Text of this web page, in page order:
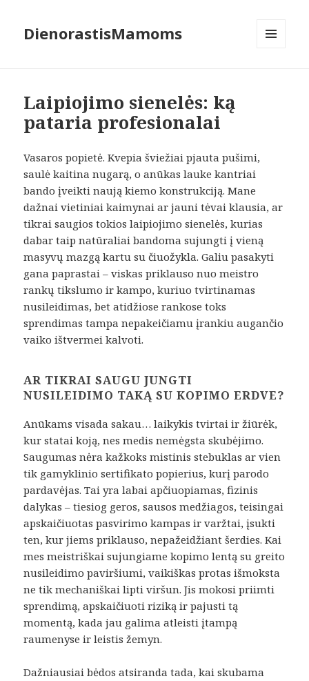
DienorastisMamoms
Laipiojimo sienelės: ką
pataria profesionalai
Vasaros popietė. Kvepia šviežiai pjauta pušimi,
saulė kaitina nugarą, o anūkas lauke kantriai
bando įveikti naują kiemo konstrukciją. Mane
dažnai vietiniai kaimynai ar jauni tėvai klausia, ar
tikrai saugios tokios laipiojimo sienelės, kurias
dabar taip natūraliai bandoma sujungti į vieną
masyvų mazgą kartu su čiuožykla. Galiu pasakyti
gana paprastai – viskas priklauso nuo meistro
rankų tikslumo ir kampo, kuriuo tvirtinamas
nusileidimas, bet atidžiose rankose toks
sprendimas tampa nepakeičiamu įrankiu augančio
vaiko ištvermei kalvoti.
AR TIKRAI SAUGU JUNGTI
NUSILEIDIMO TAKĄ SU KOPIMO ERDVE?
Anūkams visada sakau… laikykis tvirtai ir žiūrėk,
kur statai koją, nes medis nemėgsta skubėjimo.
Saugumas nėra kažkoks mistinis stebuklas ar vien
tik gamyklinio sertifikato popierius, kurį parodo
pardavėjas. Tai yra labai apčiuopiamas, fizinis
dalykas – tiesiog geros, sausos medžiagos, teisingai
apskaičiuotas pasvirimo kampas ir varžtai, įsukti
ten, kur jiems priklauso, nepažeidžiant šerdies. Kai
mes meistriškai sujungiame kopimo lentą su greito
nusileidimo paviršiumi, vaikiškas protas išmoksta
ne tik mechaniškai lipti viršun. Jis mokosi priimti
sprendimą, apskaičiuoti riziką ir pajusti tą
momentą, kada jau galima atleisti įtampą
raumenyse ir leistis žemyn.
Dažniausiai bėdos atsiranda tada, kai skubama